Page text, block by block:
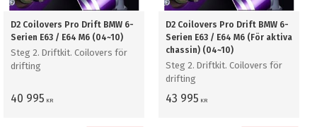
D2 Coilovers Pro Drift BMW 6-
Serien E63 / E64 M6 (04~10)
Steg 2. Driftkit. Coilovers för
drifting
40 995 KR
D2 Coilovers Pro Drift BMW 6-
Serien E63 / E64 M6 (För aktiva
chassin) (04~10)
Steg 2. Driftkit. Coilovers för
drifting
43 995 KR